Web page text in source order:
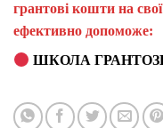
грантові кошти на
ефективно допоможе:
ШКОЛА